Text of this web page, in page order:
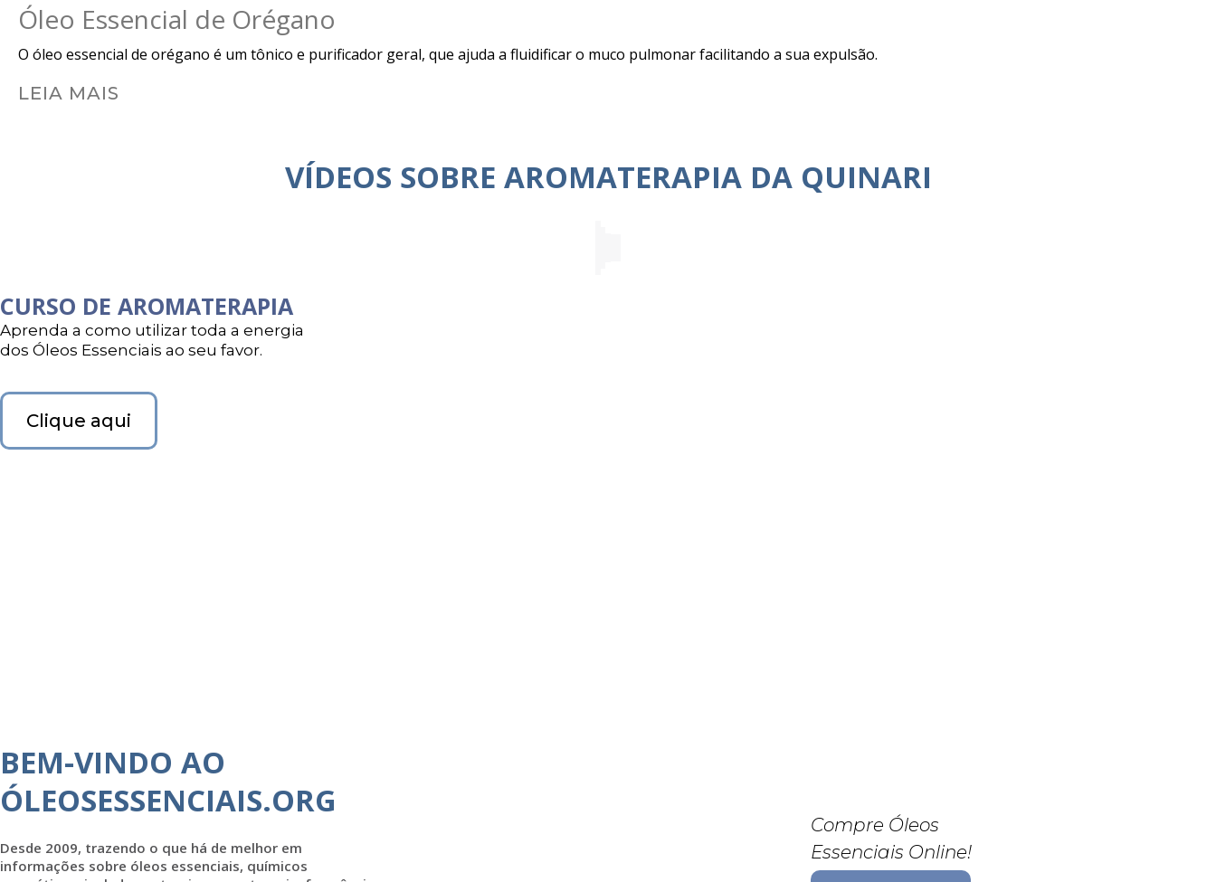
Óleo Essencial de Orégano
O óleo essencial de orégano é um tônico e purificador geral, que ajuda a fluidificar o muco pulmonar facilitando a sua expulsão.
LEIA MAIS
VÍDEOS SOBRE AROMATERAPIA DA QUINARI
CURSO DE AROMATERAPIA
Aprenda a como utilizar toda a energia
dos Óleos Essenciais ao seu favor.
Clique aqui
BEM-VINDO AO
ÓLEOSESSENCIAIS.ORG
Desde 2009, trazendo o que há de melhor em
informações sobre óleos essenciais, químicos
Compre Óleos
Essenciais Online!